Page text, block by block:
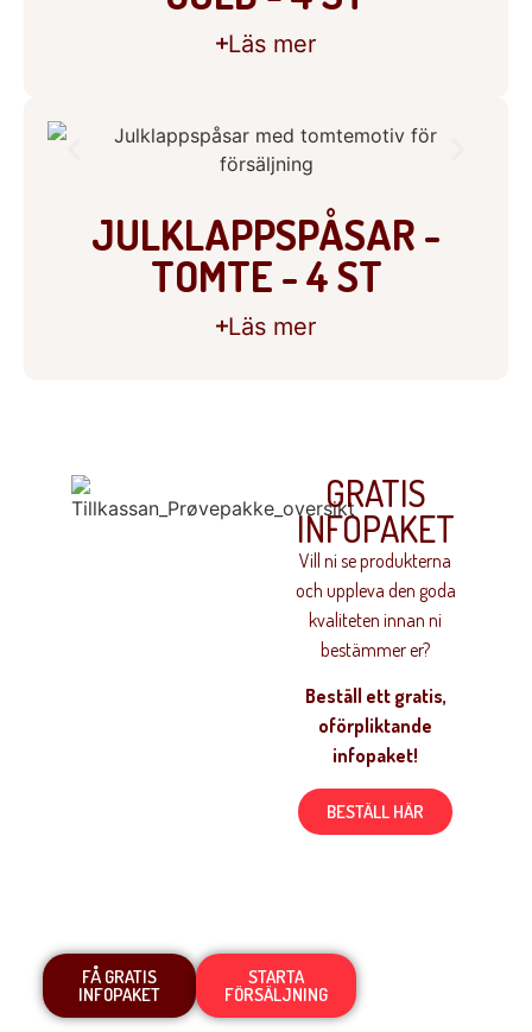
Läs mer
JULKLAPPSPÅSAR -
TOMTE - 4 ST
Läs mer
GRATIS
INFOPAKET
Vill ni se produkterna
och uppleva den goda
kvaliteten innan ni
bestämmer er?
Beställ ett gratis,
oförpliktande
infopaket!
BESTÄLL HÄR
FÅ GRATIS
INFOPAKET
STARTA
FÖRSÄLJNING